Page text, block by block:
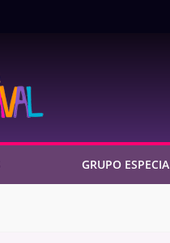
GRUPO